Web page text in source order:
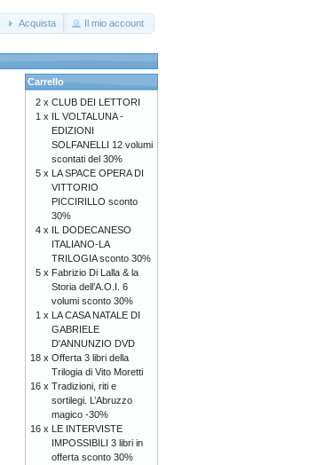
Acquista Il mio account
Carrello
2 x CLUB DEI LETTORI
1 x IL VOLTALUNA -
EDIZIONI
SOLFANELLI 12 volumi
scontati del 30%
5 x LA SPACE OPERA DI
VITTORIO
PICCIRILLO sconto
30%
4 x IL DODECANESO
ITALIANO-LA
TRILOGIA sconto 30%
5 x Fabrizio Di Lalla & la
Storia dell’A.O.I. 6
volumi sconto 30%
1 x LA CASA NATALE DI
GABRIELE
D'ANNUNZIO DVD
18 x Offerta 3 libri della
Trilogia di Vito Moretti
16 x Tradizioni, riti e
sortilegi. L’Abruzzo
magico -30%
16 x LE INTERVISTE
IMPOSSIBILI 3 libri in
offerta sconto 30%